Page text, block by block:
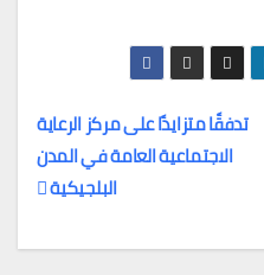
تدفقًا متزايدًا على مركز الرعاية
الاجتماعية العامة في المدن
البلجيكية